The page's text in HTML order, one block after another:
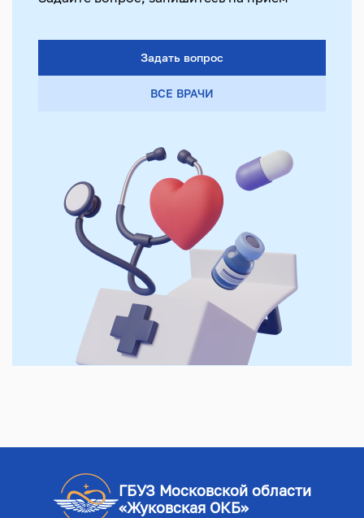
Задать вопрос
ВСЕ ВРАЧИ
ГБУЗ Московской области
«Жуковская ОКБ»